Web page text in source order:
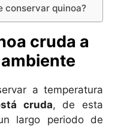
conservar quinoa?
cruda a
a temperatura
cruda, de esta
largo periodo de